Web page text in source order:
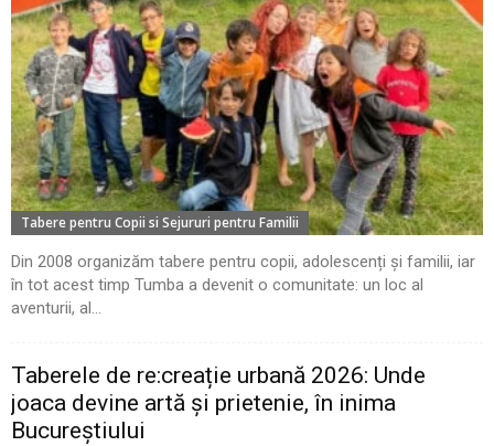
Tabere pentru Copii si Sejururi pentru Familii
Din 2008 organizăm tabere pentru copii, adolescenți și familii, iar
în tot acest timp Tumba a devenit o comunitate: un loc al
aventurii, al...
Taberele de re:creație urbană 2026: Unde
joaca devine artă și prietenie, în inima
Bucureștiului